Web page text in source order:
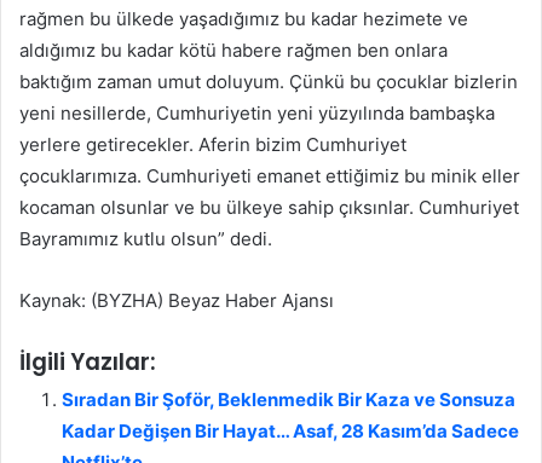
rağmen bu ülkede yaşadığımız bu kadar hezimete ve
aldığımız bu kadar kötü habere rağmen ben onlara
baktığım zaman umut doluyum. Çünkü bu çocuklar bizlerin
yeni nesillerde, Cumhuriyetin yeni yüzyılında bambaşka
yerlere getirecekler. Aferin bizim Cumhuriyet
çocuklarımıza. Cumhuriyeti emanet ettiğimiz bu minik eller
kocaman olsunlar ve bu ülkeye sahip çıksınlar. Cumhuriyet
Bayramımız kutlu olsun” dedi.
Kaynak: (BYZHA) Beyaz Haber Ajansı
İlgili Yazılar:
Sıradan Bir Şoför, Beklenmedik Bir Kaza ve Sonsuza
Kadar Değişen Bir Hayat… Asaf, 28 Kasım’da Sadece